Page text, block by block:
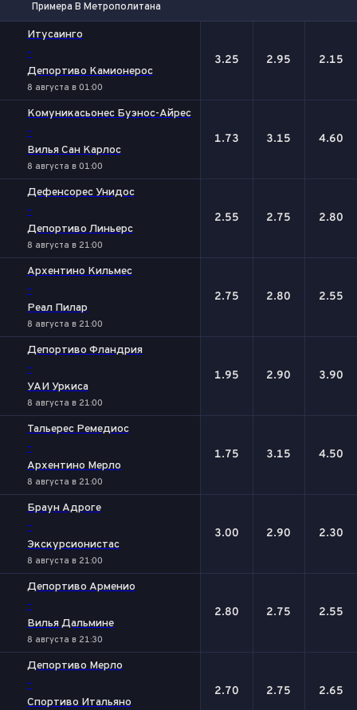
Примера B Метрополитана
Итусаинго
-
Депортиво Камионерос
8 августа в 01:00
3.25 2.95 2.15
Комуникасьонес Буэнос-Айрес
-
Вилья Сан Карлос
8 августа в 01:00
1.73 3.15 4.60
Дефенсорес Унидос
-
Депортиво Линьерс
8 августа в 21:00
2.55 2.75 2.80
Архентино Кильмес
-
Реал Пилар
8 августа в 21:00
2.75 2.80 2.55
Депортиво Фландрия
-
УАИ Уркиса
8 августа в 21:00
1.95 2.90 3.90
Тальерес Ремедиос
-
Архентино Мерло
8 августа в 21:00
1.75 3.15 4.50
Браун Адроге
-
Экскурсионистас
8 августа в 21:00
3.00 2.90 2.30
Депортиво Арменио
-
Вилья Дальмине
8 августа в 21:30
2.80 2.75 2.55
Депортиво Мерло
-
Спортиво Итальяно
2.70 2.75 2.65